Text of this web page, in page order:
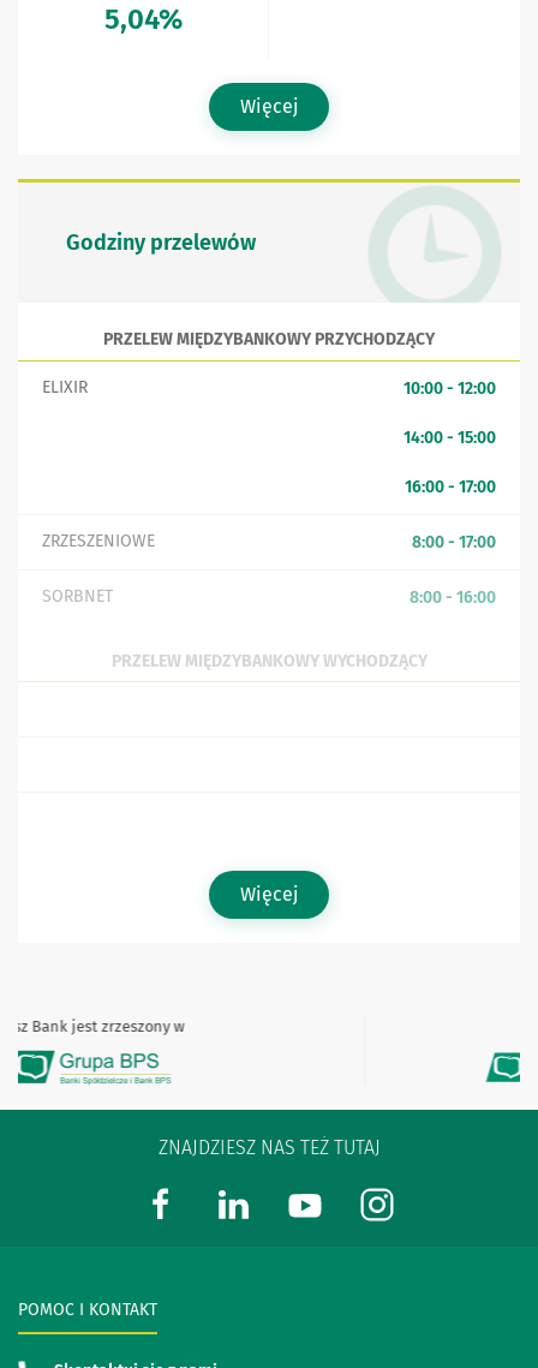
5,04%
Więcej
Godziny przelewów
PRZELEW MIĘDZYBANKOWY PRZYCHODZĄCY
ELIXIR 10:00 - 12:00
14:00 - 15:00
16:00 - 17:00
ZRZESZENIOWE 8:00 - 17:00
SORBNET 8:00 - 16:00
PRZELEW MIĘDZYBANKOWY WYCHODZĄCY
Więcej
jest zrzeszony w
ZNAJDZIESZ NAS TEŻ TUTAJ
POMOC I KONTAKT